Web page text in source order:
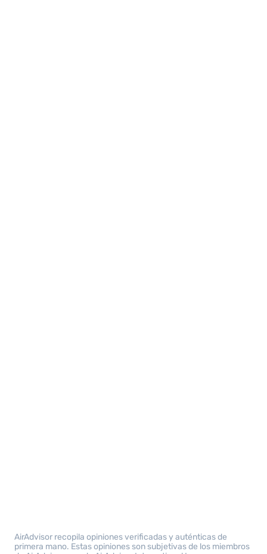
AirAdvisor recopila opiniones verificadas y auténticas de
primera mano. Estas opiniones son subjetivas de los miembros